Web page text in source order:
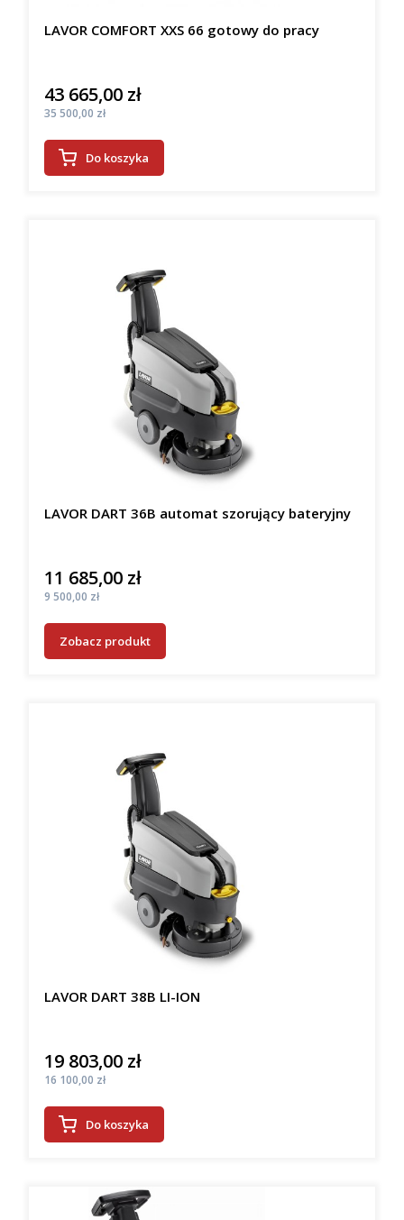
LAVOR COMFORT XXS 66 gotowy do pracy
Cena
43 665,00 zł
Cena
35 500,00 zł
Do koszyka
LAVOR DART 36B automat szorujący bateryjny
Cena
11 685,00 zł
Cena
9 500,00 zł
Zobacz produkt
LAVOR DART 38B LI-ION
Cena
19 803,00 zł
Cena
16 100,00 zł
Do koszyka